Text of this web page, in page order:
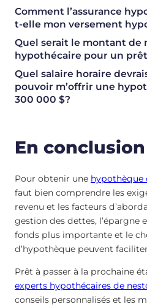
Comment l’assurance
t-elle mon versement
Quel serait le montant de
hypothécaire pour un
Quel salaire horaire
pouvoir m’offrir une
300 000 $?
En conclusion
Pour obtenir une hypothèque
faut bien comprendre les
revenu et les facteurs
gestion des dettes, l’épargne
fonds plus importante et le
d’hypothèque peuvent
Prêt à passer à la prochaine
experts hypothécaires de
conseils personnalisés et les